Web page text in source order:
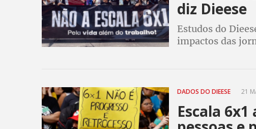
diz Dieese
Estudos do
impactos das
DADOS DO DIEESE 21
Escala